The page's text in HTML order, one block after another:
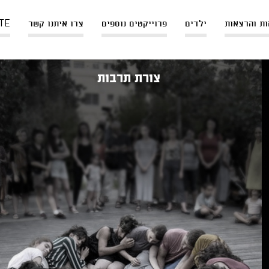
והרצאות ילדים פרוייקטים נוספים צרו איתנו קשר
צורת תרבות